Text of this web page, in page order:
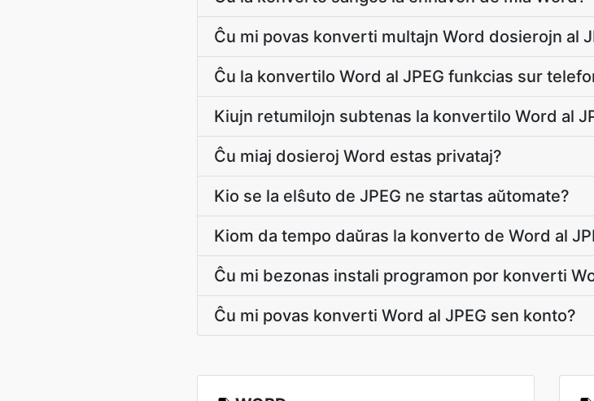
Ĉu mi povas konverti multajn Word dosierojn al
Ĉu la konvertilo Word al JPEG funkcias sur
Kiujn retumilojn subtenas la konvertilo Word al
Ĉu miaj dosieroj Word estas privataj?
Kio se la elŝuto de JPEG ne startas aŭtomate?
Kiom da tempo daŭras la konverto de Word al
Ĉu mi bezonas instali programon por konverti
Ĉu mi povas konverti Word al JPEG sen konto?